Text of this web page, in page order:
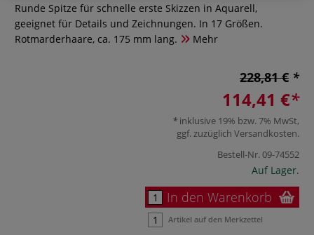
Runde Spitze für schnelle erste Skizzen in Aquarell,
geeignet für Details und Zeichnungen. In 17 Größen.
Rotmarderhaare, ca. 175 mm lang.
Mehr
228,81 €
114,41 €
inklusive 19% bzw. 7% MwSt,
ggf. zuzüglich Versandkosten.
Bestell-Nr.09-74552
Auf Lager.
In den Warenkorb
Artikel auf den Merkzettel